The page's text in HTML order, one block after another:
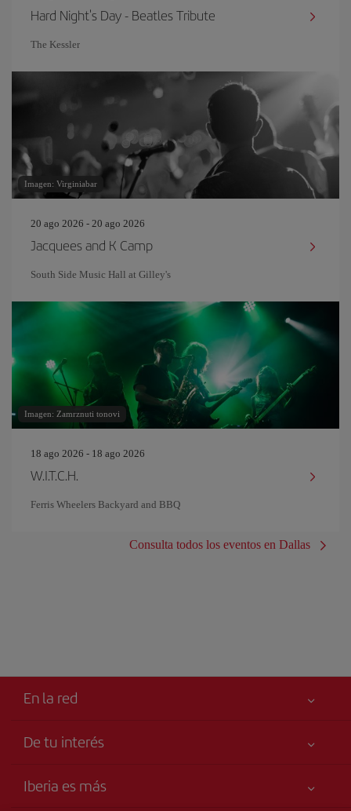
Hard Night's Day - Beatles Tribute
The Kessler
Imagen: Virginiabar
20 ago 2026 - 20 ago 2026
Jacquees and K Camp
South Side Music Hall at Gilley's
Imagen: Zamrznuti tonovi
18 ago 2026 - 18 ago 2026
W.I.T.C.H.
Ferris Wheelers Backyard and BBQ
Consulta todos los eventos en Dallas
En la red
De tu interés
Accesibilidad
Iberia es más